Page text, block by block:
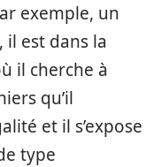
exemple, un
est dans la
il cherche à
qu’il
et il s’expose
type